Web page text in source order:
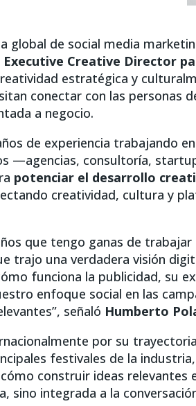
global de social media
Executive Creative Director
estratégica y
conectar con las personas
a negocio.
de experiencia trabajando
—agencias, consultoría,
potenciar el desarrollo
creatividad, cultura y
que tengo ganas de
trajo una verdadera visión
funciona la publicidad, su
enfoque social en las
señaló Humberto
por su
festivales de la
construir ideas relevantes
sino integrada a la